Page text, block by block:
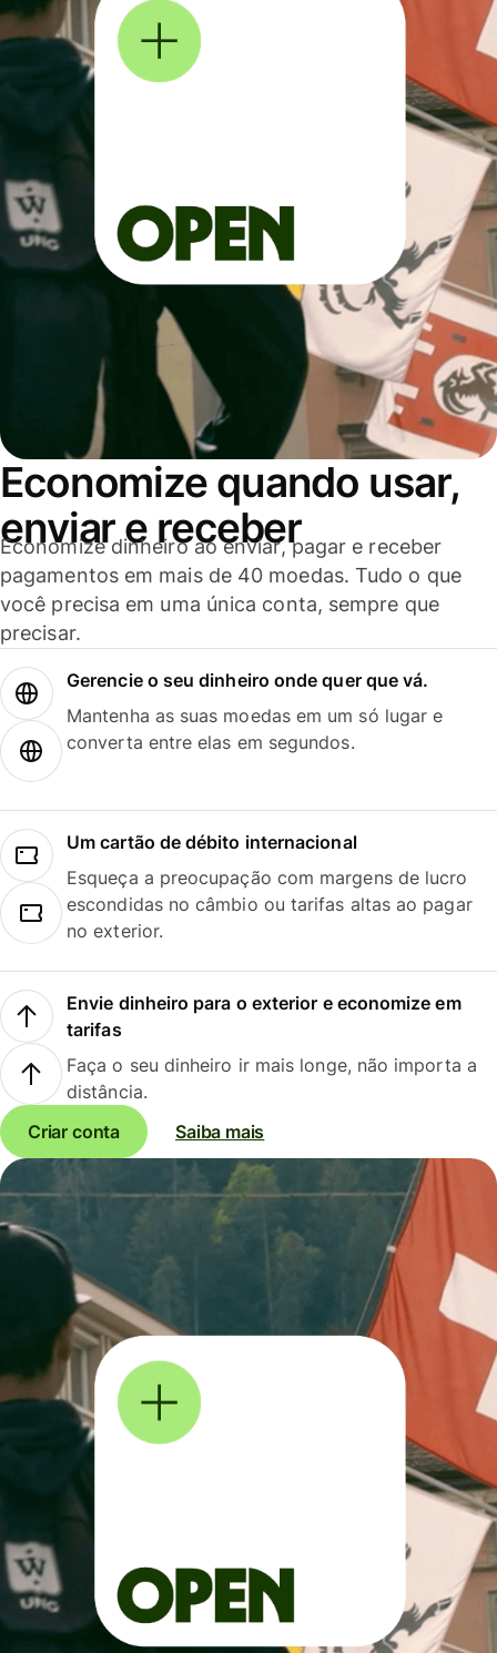
Economize quando usar,
enviar e receber
Economize dinheiro ao enviar, pagar e receber
pagamentos em mais de 40 moedas. Tudo o que
você precisa em uma única conta, sempre que
precisar.
Gerencie o seu dinheiro onde quer que vá.
Mantenha as suas moedas em um só lugar e
converta entre elas em segundos.
Um cartão de débito internacional
Esqueça a preocupação com margens de lucro
escondidas no câmbio ou tarifas altas ao pagar
no exterior.
Envie dinheiro para o exterior e economize em
tarifas
Faça o seu dinheiro ir mais longe, não importa a
distância.
Criar conta
Saiba mais